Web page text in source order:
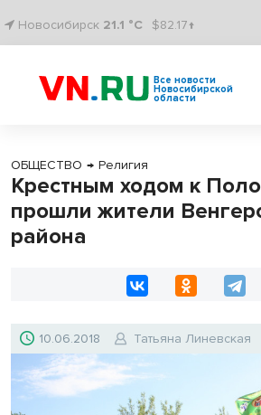
Новосибирск 21.1 °C $82.17↑
Все новости
Новосибирской
области
ОБЩЕСТВО → Религия
Крестным ходом к
прошли жители
района
10.06.2018 Татьяна Линевская